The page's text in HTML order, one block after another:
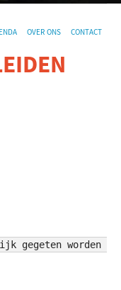
OVER ONS CONTACT
gegeten worden